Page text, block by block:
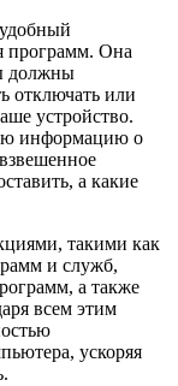
программ. Она
должны
отключать или
устройство.
информацию о
а какие
такими как
и служб,
а также
всем этим
ускоряя